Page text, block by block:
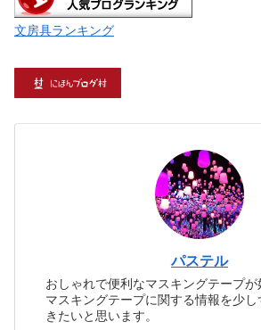
文房具ランキング
パステル
おしゃれで便利なマスキングテープ
マスキングテープに関する情報を少
きたいと思います。